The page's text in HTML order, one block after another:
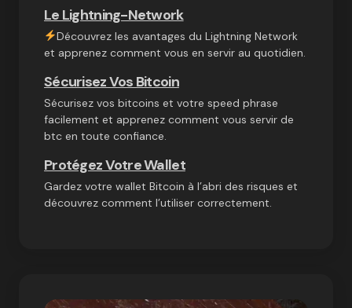
Le Lightning-Network
Découvrez les avantages du Lightning Network
et apprenez comment vous en servir au quotidien.
Sécurisez Vos Bitcoin
Sécurisez vos bitcoins et votre speed phrase
facilement et apprenez comment vous servir de
btc en toute confiance.
Protégez Votre Wallet
Gardez votre wallet Bitcoin à l’abri des risques et
découvrez comment l’utiliser correctement.